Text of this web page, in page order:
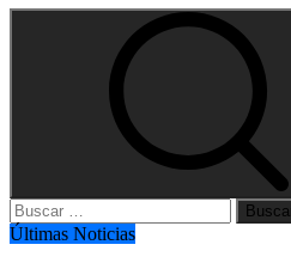
Buscar:
Últimas Noticias